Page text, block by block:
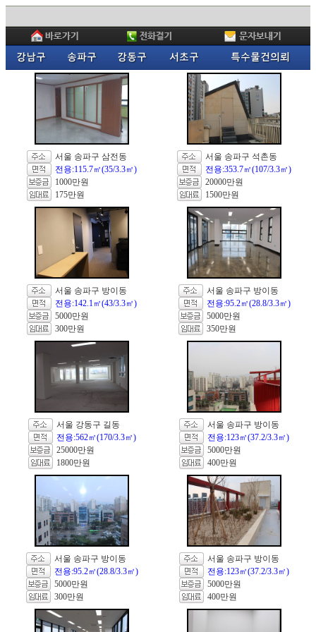
서울 송파구 삼전동
전용:115.7㎡(35/3.3㎡)
1000만원
175만원
서울 송파구 석촌동
전용:353.7㎡(107/3.3㎡)
20000만원
1500만원
서울 송파구 방이동
전용:142.1㎡(43/3.3㎡)
5000만원
300만원
서울 송파구 방이동
전용:95.2㎡(28.8/3.3㎡)
5000만원
350만원
서울 강동구 길동
전용:562㎡(170/3.3㎡)
25000만원
1800만원
서울 송파구 방이동
전용:123㎡(37.2/3.3㎡)
5000만원
400만원
서울 송파구 방이동
전용:95.2㎡(28.8/3.3㎡)
5000만원
300만원
서울 송파구 방이동
전용:123㎡(37.2/3.3㎡)
5000만원
400만원